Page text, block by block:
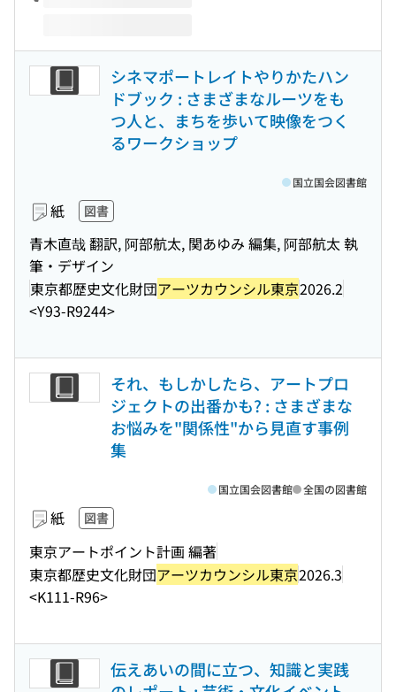
シネマポートレイトやりかたハン
ドブック : さまざまなルーツをも
つ人と、まちを歩いて映像をつく
るワークショップ
紙 図書
青木直哉 翻訳, 阿部航太, 関あゆみ 編集, 阿部航太 執
筆・デザイン
東京都歴史文化財団アーツカウンシル東京2026.2
<Y93-R9244>
国立国会図書館
それ、もしかしたら、アートプロ
ジェクトの出番かも? : さまざまな
お悩みを"関係性"から見直す事例
集
紙 図書
東京アートポイント計画 編著
東京都歴史文化財団アーツカウンシル東京2026.3
<K111-R96>
国立国会図書館 全国の図書館
伝えあいの間に立つ、知識と実践